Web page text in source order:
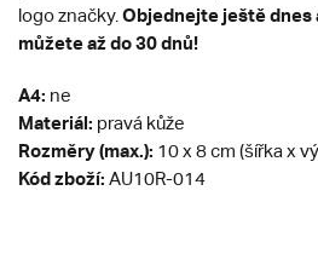
logo značky. Objednejte ještě
můžete až do 30 dnů!
A4: ne
Materiál: pravá kůže
Rozměry (max.): 10 x 8 cm (šířka x
Kód zboží: AU10R-014